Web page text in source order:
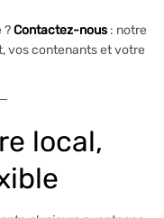
?Contactez-nous : notre
vos contenants et votre
local,